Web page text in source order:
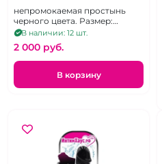
непромокаемая простынь
черного цвета. Размер:
160x200 см.
В наличии: 12 шт.
2 000 pуб.
В корзину